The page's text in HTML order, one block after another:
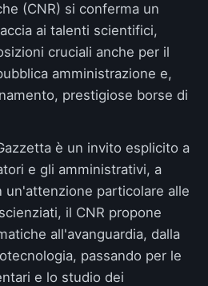
(CNR) si conferma un
ai talenti scientifici,
cruciali anche per il
amministrazione e,
prestigiose borse di
è un invito esplicito a
e gli amministrativi, a
un'attenzione particolare alle
il CNR propone
all'avanguardia, dalla
passando per le
e lo studio dei